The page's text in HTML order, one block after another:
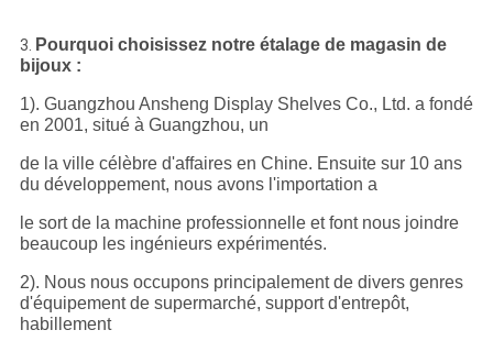
3. Pourquoi choisissez notre étalage de magasin de
bijoux :
1). Guangzhou Ansheng Display Shelves Co., Ltd. a fondé
en 2001, situé à Guangzhou, un
de la ville célèbre d'affaires en Chine. Ensuite sur 10 ans
du développement, nous avons l'importation a
le sort de la machine professionnelle et font nous joindre
beaucoup les ingénieurs expérimentés.
2). Nous nous occupons principalement de divers genres
d'équipement de supermarché, support d'entrepôt,
habillement